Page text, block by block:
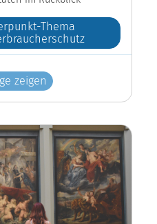
Thema
zeigen